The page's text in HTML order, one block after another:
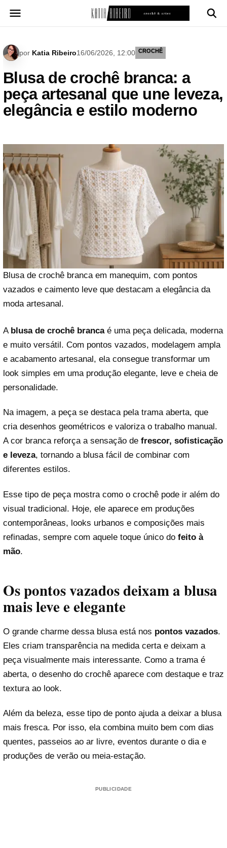
para
por Katia Ribeiro16/06/2026, 12:00 CROCHÊ
Blusa de crochê branca: a
peça artesanal que une leveza,
elegância e estilo moderno
Blusa de crochê branca em manequim, com pontos
vazados e caimento leve que destacam a elegância da
moda artesanal.
A blusa de crochê brancaé uma peça delicada, moderna
e muito versátil. Com pontos vazados, modelagem ampla
e acabamento artesanal, ela consegue transformar um
look simples em uma produção elegante, leve e cheia de
personalidade.
Na imagem, a peça se destaca pela trama aberta, que
cria desenhos geométricos e valoriza o trabalho manual.
A cor branca reforça a sensação de frescor, sofisticação
e leveza, tornando a blusa fácil de combinar com
diferentes estilos.
Esse tipo de peça mostra como o crochê pode ir além do
visual tradicional. Hoje, ele aparece em produções
contemporâneas, looks urbanos e composições mais
refinadas, sempre com aquele toque único do feito à
mão.
Os pontos vazados deixam a blusa
mais leve e elegante
O grande charme dessa blusa está nos pontos vazados.
Eles criam transparência na medida certa e deixam a
peça visualmente mais interessante. Como a trama é
aberta, o desenho do crochê aparece com destaque e traz
textura ao look.
Além da beleza, esse tipo de ponto ajuda a deixar a blusa
mais fresca. Por isso, ela combina muito bem com dias
quentes, passeios ao ar livre, eventos durante o dia e
produções de verão ou meia-estação.
PUBLICIDADE